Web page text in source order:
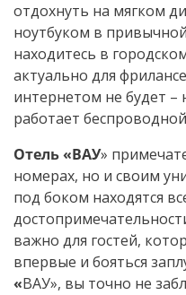
отдохнуть на мягком
ноутбуком в
находитесь в
актуально для
интернетом не будет –
работает
Отель «ВАУ»
номерах, но и своим
под боком находятся
важно для гостей,
впервые и бояться
«ВАУ», вы точно не